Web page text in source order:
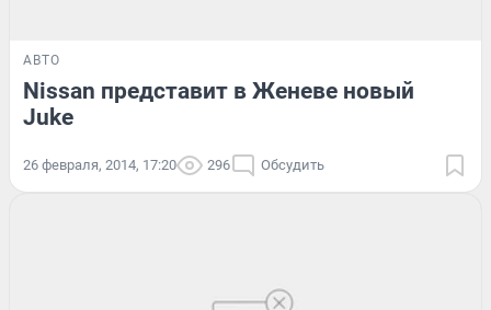
АВТО
Nissan представит в Женеве новый
Juke
26 февраля, 2014, 17:20 296 Обсудить